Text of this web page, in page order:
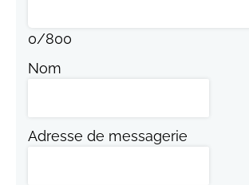
0/800
Nom
Adresse de messagerie